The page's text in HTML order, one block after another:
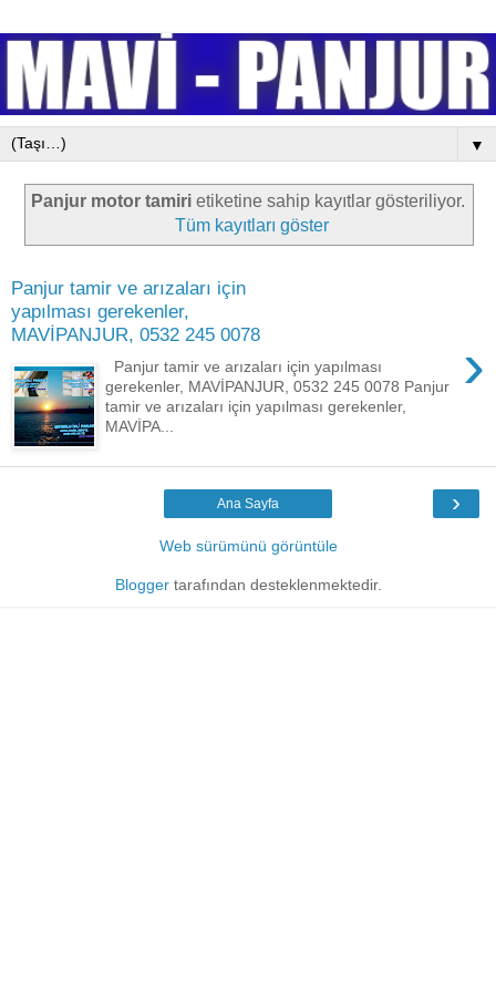
▼
Panjur motor tamiri etiketine sahip kayıtlar gösteriliyor.
Tüm kayıtları göster
Panjur tamir ve arızaları için
yapılması gerekenler,
MAVİPANJUR, 0532 245 0078
›
Panjur tamir ve arızaları için yapılması
gerekenler, MAVİPANJUR, 0532 245 0078 Panjur
tamir ve arızaları için yapılması gerekenler,
MAVİPA...
›
Ana Sayfa
Web sürümünü görüntüle
Bloggertarafından desteklenmektedir.